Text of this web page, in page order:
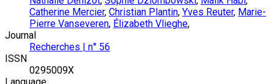
Catherine Mercier, Christian Plantin, Yves Reuter, Marie-
Pierre Vanseveren, Élizabeth Vlieghe,
Journal
Recherches | n° 56
ISSN
0295009X
Language